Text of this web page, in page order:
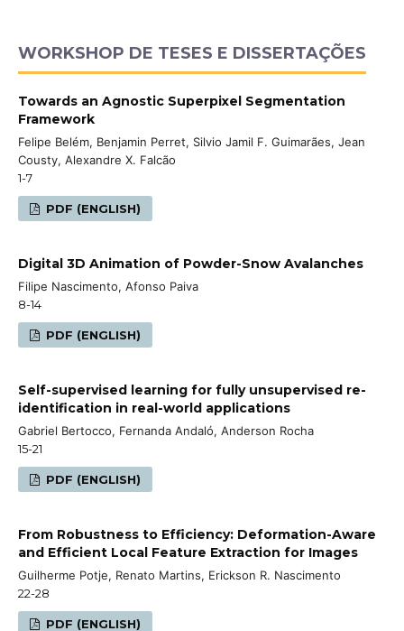
WORKSHOP DE TESES E DISSERTAÇÕES
Towards an Agnostic Superpixel Segmentation
Framework
Felipe Belém, Benjamin Perret, Silvio Jamil F. Guimarães, Jean
Cousty, Alexandre X. Falcão
1-7
PDF (ENGLISH)
Digital 3D Animation of Powder-Snow Avalanches
Filipe Nascimento, Afonso Paiva
8-14
PDF (ENGLISH)
Self-supervised learning for fully unsupervised re-
identification in real-world applications
Gabriel Bertocco, Fernanda Andaló, Anderson Rocha
15-21
PDF (ENGLISH)
From Robustness to Efficiency: Deformation-Aware
and Efficient Local Feature Extraction for Images
Guilherme Potje, Renato Martins, Erickson R. Nascimento
22-28
PDF (ENGLISH)